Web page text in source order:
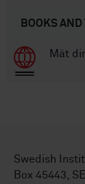
BOOKS AND
Mät
Swedish
Box 45443,